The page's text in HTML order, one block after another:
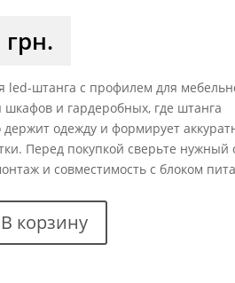
грн.
led-штанга с профилем для
шкафов и гардеробных, где штанга
одежду и формирует
Перед покупкой сверьте нужный
и совместимость с блоком
В корзину